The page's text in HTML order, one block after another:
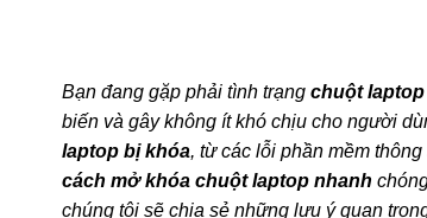
Bạn đang gặp phải tình trạng chuột
biến và gây không ít khó chịu cho người
laptop bị khóa, từ các lỗi phần mềm
cách mở khóa chuột laptop nhanh
chúng tôi sẽ chia sẻ những lưu ý quan